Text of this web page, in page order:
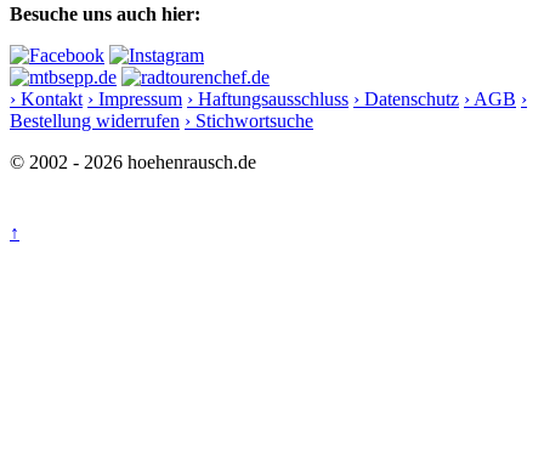
Besuche uns auch hier:
› Kontakt › Impressum › Haftungsausschluss › Datenschutz › AGB ›
Bestellung widerrufen › Stichwortsuche
© 2002 - 2026 hoehenrausch.de
↑